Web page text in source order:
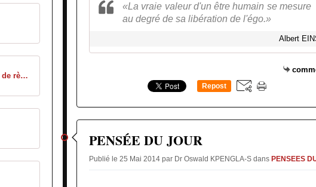
Panorama des modes alternatifs de règlement des conflits en droit français
«La vraie valeur d'un être humain se mesure
au degré de sa libération de l'égo.»
Albert
Repost
PENSÉE DU JOUR
Publié le 25 Mai 2014 par Dr Oswald KPENGLA-S dans PENSEES